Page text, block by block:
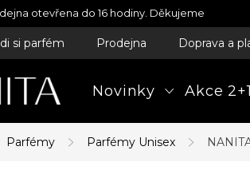
otevřena do 16 hodiny. Děkujeme
si parfém Prodejna Doprava a
Novinky Akce
Parfémy Parfémy Unisex